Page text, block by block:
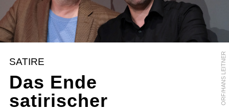
ORF/HANS LEITNER
SATIRE
Das Ende
satirischer